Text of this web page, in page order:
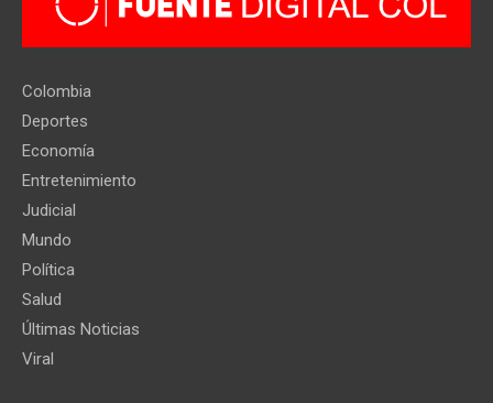
Colombia
Deportes
Economía
Entretenimiento
Judicial
Mundo
Política
Salud
Últimas Noticias
Viral